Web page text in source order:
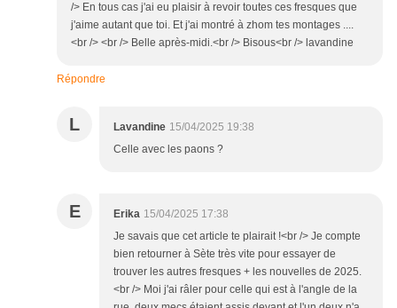
/> En tous cas j'ai eu plaisir à revoir toutes ces fresques que
j'aime autant que toi. Et j'ai montré à zhom tes montages ....
<br /> <br /> Belle après-midi.<br /> Bisous<br /> lavandine
Répondre
L Lavandine 15/04/2025 19:38
Celle avec les paons ?
E Erika 15/04/2025 17:38
Je savais que cet article te plairait !<br /> Je compte
bien retourner à Sète très vite pour essayer de
trouver les autres fresques + les nouvelles de 2025.
<br /> Moi j'ai râler pour celle qui est à l'angle de la